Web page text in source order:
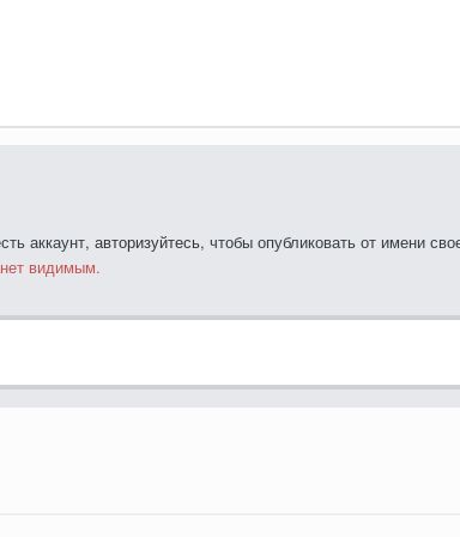
аккаунт, авторизуйтесь, чтобы опубликовать от имени
видимым.